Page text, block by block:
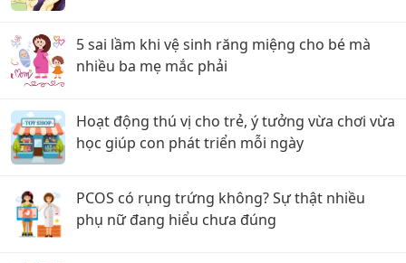
5 sai lầm khi vệ sinh răng miệng cho bé mà
nhiều ba mẹ mắc phải
Hoạt động thú vị cho trẻ, ý tưởng vừa chơi vừa
học giúp con phát triển mỗi ngày
PCOS có rụng trứng không? Sự thật nhiều
phụ nữ đang hiểu chưa đúng